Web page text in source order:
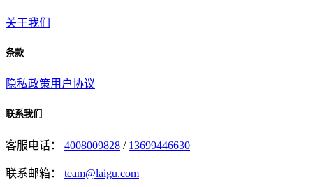
关于我们
条款
隐私政策用户协议
联系我们
客服电话： 4008009828 / 13699446630
联系邮箱： team@laigu.com